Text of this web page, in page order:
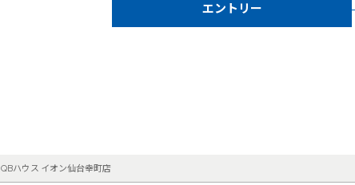
エントリー
QBハウス イオン仙台幸町店